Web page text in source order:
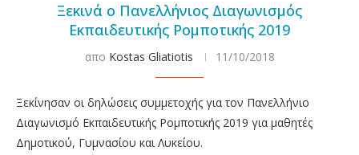
Ξεκινά ο Πανελλήνιος Διαγωνισμός
Εκπαιδευτικής Ρομποτικής 2019
απο Kostas Gliatiotis 11/10/2018
Ξεκίνησαν οι δηλώσεις συμμετοχής για τον Πανελλήνιο
Διαγωνισμό Εκπαιδευτικής Ρομποτικής 2019 για μαθητές
Δημοτικού, Γυμνασίου και Λυκείου.